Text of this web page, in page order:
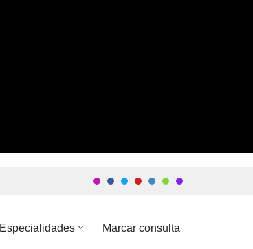
Especialidades Marcar consulta